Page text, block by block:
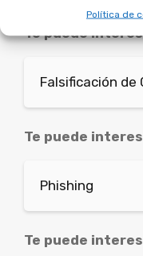
Política de
Te puede
Falsificación de
Te puede
Phishing
Te puede